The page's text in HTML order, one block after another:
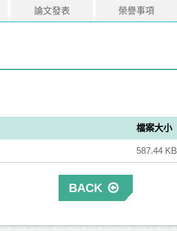
論文發表 榮譽事項
檔案大小
587.44 KB
BACK